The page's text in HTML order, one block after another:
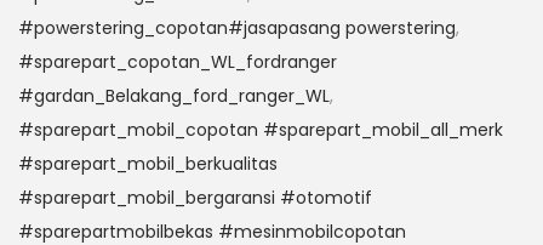
#powerstering_copotan#jasapasang powerstering,
#sparepart_copotan_WL_fordranger
#gardan_Belakang_ford_ranger_WL,
#sparepart_mobil_copotan #sparepart_mobil_all_merk
#sparepart_mobil_berkualitas
#sparepart_mobil_bergaransi #otomotif
#sparepartmobilbekas #mesinmobilcopotan